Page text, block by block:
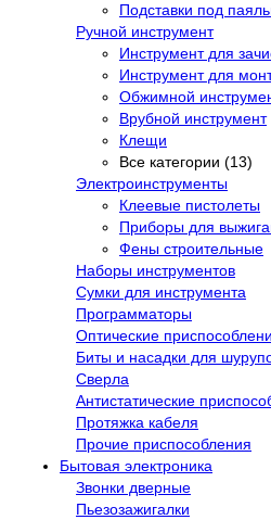
Подставки под
Ручной инструмент
Инструмент для
Инструмент для
Обжимной
Врубной инструмент
Клещи
Все категории (13)
Электроинструменты
Клеевые пистолеты
Приборы для
Фены строительные
Наборы инструментов
Сумки для инструмента
Программаторы
Оптические
Биты и насадки для
Сверла
Антистатические
Протяжка кабеля
Прочие приспособления
Бытовая электроника
Звонки дверные
Пьезозажигалки